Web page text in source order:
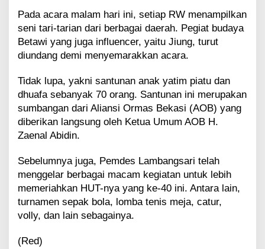
Pada acara malam hari ini, setiap RW menampilkan
seni tari-tarian dari berbagai daerah. Pegiat budaya
Betawi yang juga influencer, yaitu Jiung, turut
diundang demi menyemarakkan acara.
Tidak lupa, yakni santunan anak yatim piatu dan
dhuafa sebanyak 70 orang. Santunan ini merupakan
sumbangan dari Aliansi Ormas Bekasi (AOB) yang
diberikan langsung oleh Ketua Umum AOB H.
Zaenal Abidin.
Sebelumnya juga, Pemdes Lambangsari telah
menggelar berbagai macam kegiatan untuk lebih
memeriahkan HUT-nya yang ke-40 ini. Antara lain,
turnamen sepak bola, lomba tenis meja, catur,
volly, dan lain sebagainya.
(Red)